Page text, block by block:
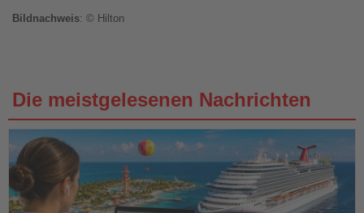
Bildnachweis: © Hilton
Die meistgelesenen Nachrichten